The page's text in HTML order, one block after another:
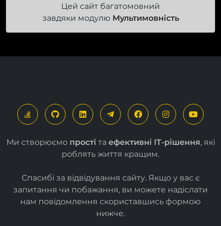
Цей сайт багатомовний
завдяки модулю Мультимовність
Ми створюємо прості та ефективні ІТ-рішення, які
роблять життя кращим.
Спасибі за відвідування сайту. Якщо у вас є
запитання чи побажання, ви можете надіслати
нам повідомлення скориставшись формою
нижче.